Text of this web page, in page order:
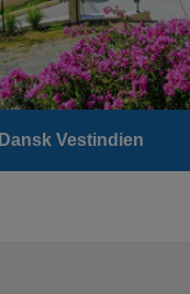
Dansk Vestindien